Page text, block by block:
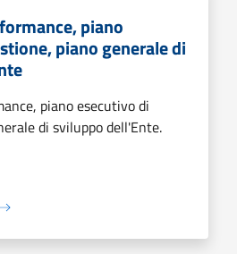
piano
piano generale di
piano esecutivo di
di sviluppo dell'Ente.